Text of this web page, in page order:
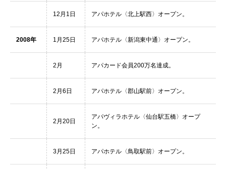
12月1日 アパホテル〈北上駅西〉オープン。
2008年 1月25日 アパホテル〈新潟東中通〉オープン。
2月 アパカード会員200万名達成。
2月6日 アパホテル〈郡山駅前〉オープン。
2月20日
アパヴィラホテル〈仙台駅五橋〉オープ
ン。
3月25日 アパホテル〈鳥取駅前〉オープン。